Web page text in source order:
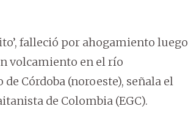
falleció por ahogamiento luego
volcamiento en el río
Córdoba (noroeste), señala el
de Colombia (EGC).